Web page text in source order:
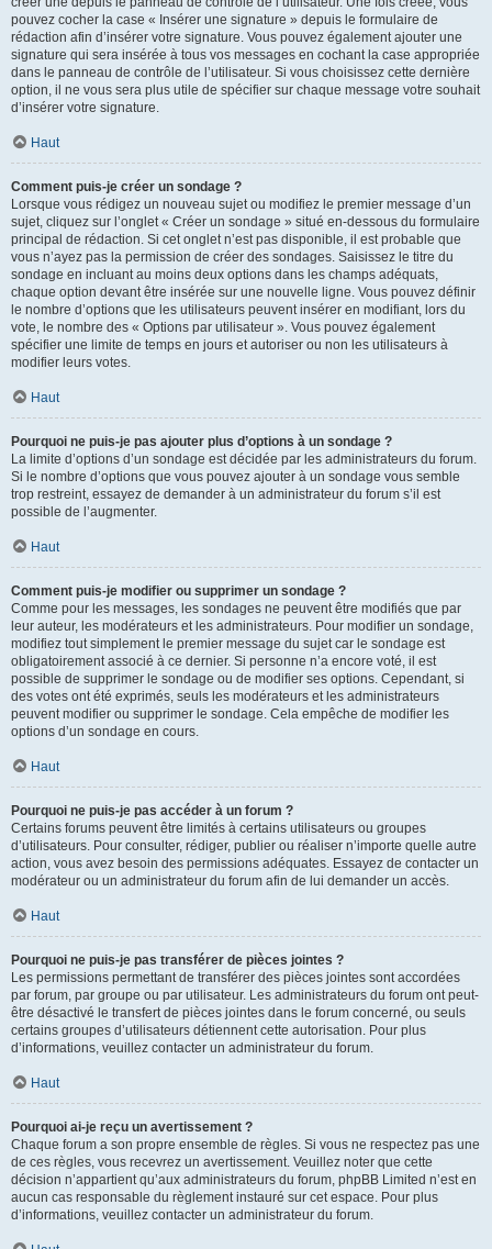
pouvez cocher la case « Insérer une signature » depuis le formulaire de
rédaction afin d’insérer votre signature. Vous pouvez également ajouter une
signature qui sera insérée à tous vos messages en cochant la case appropriée
dans le panneau de contrôle de l’utilisateur. Si vous choisissez cette dernière
option, il ne vous sera plus utile de spécifier sur chaque message votre souhait
d’insérer votre signature.
Haut
Comment puis-je créer un sondage ?
Lorsque vous rédigez un nouveau sujet ou modifiez le premier message d’un
sujet, cliquez sur l’onglet « Créer un sondage » situé en-dessous du formulaire
principal de rédaction. Si cet onglet n’est pas disponible, il est probable que
vous n’ayez pas la permission de créer des sondages. Saisissez le titre du
sondage en incluant au moins deux options dans les champs adéquats,
chaque option devant être insérée sur une nouvelle ligne. Vous pouvez définir
le nombre d’options que les utilisateurs peuvent insérer en modifiant, lors du
vote, le nombre des « Options par utilisateur ». Vous pouvez également
spécifier une limite de temps en jours et autoriser ou non les utilisateurs à
modifier leurs votes.
Haut
Pourquoi ne puis-je pas ajouter plus d’options à un sondage ?
La limite d’options d’un sondage est décidée par les administrateurs du forum.
Si le nombre d’options que vous pouvez ajouter à un sondage vous semble
trop restreint, essayez de demander à un administrateur du forum s’il est
possible de l’augmenter.
Haut
Comment puis-je modifier ou supprimer un sondage ?
Comme pour les messages, les sondages ne peuvent être modifiés que par
leur auteur, les modérateurs et les administrateurs. Pour modifier un sondage,
modifiez tout simplement le premier message du sujet car le sondage est
obligatoirement associé à ce dernier. Si personne n’a encore voté, il est
possible de supprimer le sondage ou de modifier ses options. Cependant, si
des votes ont été exprimés, seuls les modérateurs et les administrateurs
peuvent modifier ou supprimer le sondage. Cela empêche de modifier les
options d’un sondage en cours.
Haut
Pourquoi ne puis-je pas accéder à un forum ?
Certains forums peuvent être limités à certains utilisateurs ou groupes
d’utilisateurs. Pour consulter, rédiger, publier ou réaliser n’importe quelle autre
action, vous avez besoin des permissions adéquates. Essayez de contacter un
modérateur ou un administrateur du forum afin de lui demander un accès.
Haut
Pourquoi ne puis-je pas transférer de pièces jointes ?
Les permissions permettant de transférer des pièces jointes sont accordées
par forum, par groupe ou par utilisateur. Les administrateurs du forum ont peut-
être désactivé le transfert de pièces jointes dans le forum concerné, ou seuls
certains groupes d’utilisateurs détiennent cette autorisation. Pour plus
d’informations, veuillez contacter un administrateur du forum.
Haut
Pourquoi ai-je reçu un avertissement ?
Chaque forum a son propre ensemble de règles. Si vous ne respectez pas une
de ces règles, vous recevrez un avertissement. Veuillez noter que cette
décision n’appartient qu’aux administrateurs du forum, phpBB Limited n’est en
aucun cas responsable du règlement instauré sur cet espace. Pour plus
d’informations, veuillez contacter un administrateur du forum.